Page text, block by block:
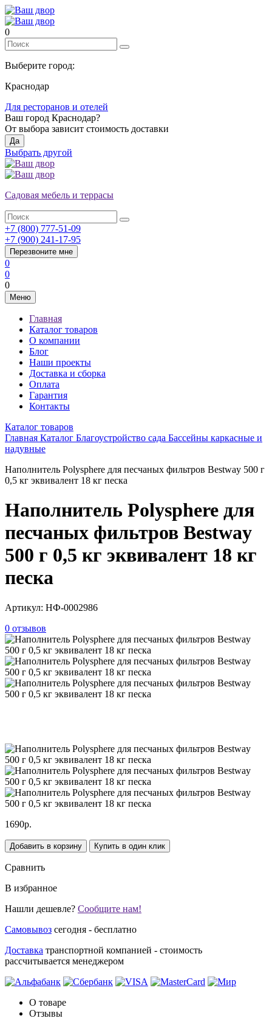
0
Выберите город:
Краснодар
Для ресторанов и отелей
Ваш город Краснодар?
От выбора зависит стоимость доставки
Да
Выбрать другой
Садовая мебель и террасы
+7 (800) 777-51-09
+7 (900) 241-17-95
Перезвоните мне
0
0
0
Меню
Главная
Каталог товаров
О компании
Блог
Наши проекты
Доставка и сборка
Оплата
Гарантия
Контакты
Каталог товаров
Главная Каталог Благоустройство сада Бассейны каркасные и
надувные
Наполнитель Polysphere для песчаных фильтров Bestway 500 г
0,5 кг эквивалент 18 кг песка
Наполнитель Polysphere для
песчаных фильтров Bestway
500 г 0,5 кг эквивалент 18 кг
песка
Артикул: НФ-0002986
0 отзывов
1690р.
Добавить в корзину Купить в один клик
Сравнить
В избранное
Нашли дешевле? Сообщите нам!
Самовывоз сегодня - бесплатно
Доставка транспортной компанией - стоимость
рассчитывается менеджером
О товаре
Отзывы